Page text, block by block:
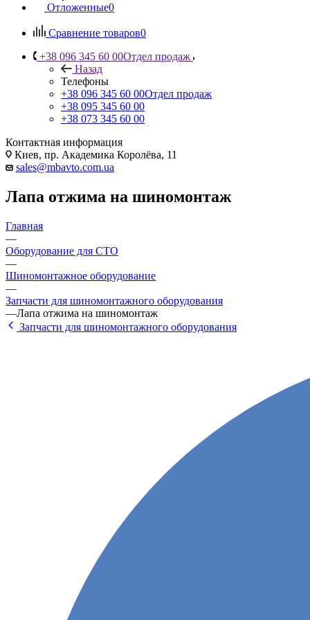
Отложенные0
Сравнение товаров0
+38 096 345 60 00Отдел продаж
Назад
Телефоны
+38 096 345 60 00Отдел продаж
+38 095 345 60 00
+38 073 345 60 00
Контактная информация
Киев, пр. Академика Королёва, 11
sales@mbavto.com.ua
Лапа отжима на шиномонтаж
Главная
—
Оборудование для СТО
—
Шиномонтажное оборудование
—
Запчасти для шиномонтажного оборудования
—Лапа отжима на шиномонтаж
Запчасти для шиномонтажного оборудования